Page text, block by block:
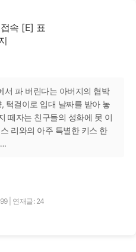
서 파 버린다는 아버지의 협박
턱걸이로 입대 날짜를 받아 놓
떼자는 친구들의 성화에 못 이
리와의 아주 특별한 키스 한
연재글: 24